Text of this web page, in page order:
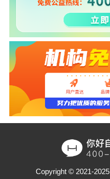
Copyright © 2021-2025